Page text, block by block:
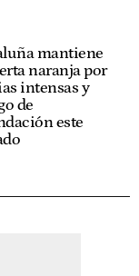
mantiene
naranja por
intensas y
de
este